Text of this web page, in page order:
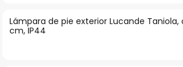
galería
de
Lámpara de pie exterior Lucande Taniola,
cm, IP44